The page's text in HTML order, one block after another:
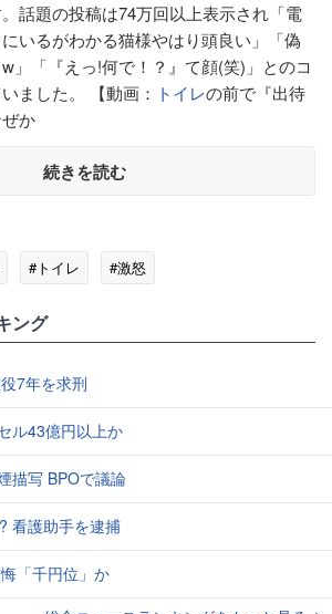
話題の投稿は74万回以上表示され「電
いるがわかる猫様やはり頭良い」「偽
」「『えっ!何で！？』て顔(笑)」とのコ
ました。 【動画： トイレの前で『出待
か
続きを読む
#トイレ #激怒
ング
7年を求刑
ル43億円以上か
描写 BPOで議論
看護助手を逮捕
「千円位」か